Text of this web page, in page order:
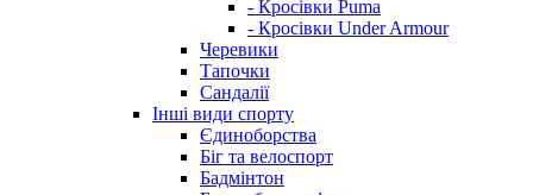
- Кросівки Puma
- Кросівки Under Armour
Черевики
Тапочки
Сандалії
Інші види спорту
Єдиноборства
Біг та велоспорт
Бадмінтон